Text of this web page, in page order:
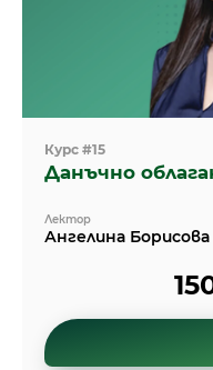
Курс #15
Данъчно
Лектор
Ангелина Борисова